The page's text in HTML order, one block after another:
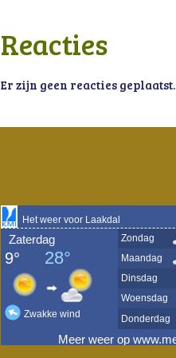
Reacties
Er zijn geen reacties geplaatst.